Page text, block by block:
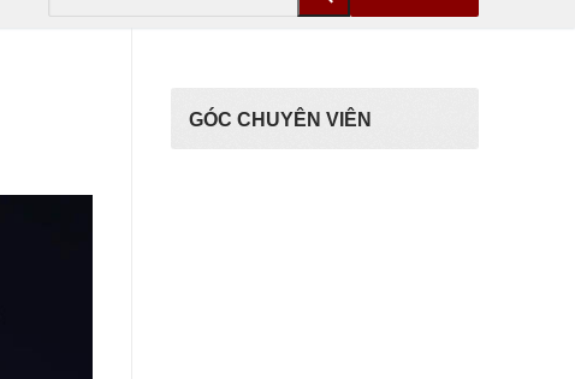
GÓC CHUYÊN VIÊN